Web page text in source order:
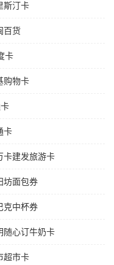
斯汀卡
百货
卡
购物卡
卡
卡建发旅游卡
坊面包券
克中杯券
随心订牛奶卡
超市卡